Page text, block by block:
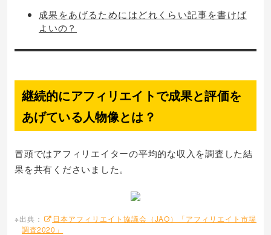
成果をあげるためにはどれくらい記事を書けば
よいの？
継続的にアフィリエイトで成果と評価を
あげている人物像とは？
冒頭ではアフィリエイターの平均的な収入を調査した結
果を共有くださいました。
※出典：
日本アフィリエイト協議会（JAO）「アフィリエイト市場
調査2020」